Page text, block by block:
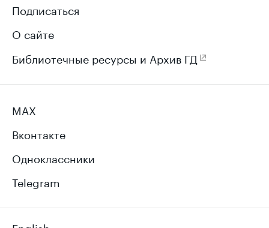
Подписаться
О сайте
Библиотечные ресурсы и Архив ГД
MAX
Вконтакте
Одноклассники
Telegram